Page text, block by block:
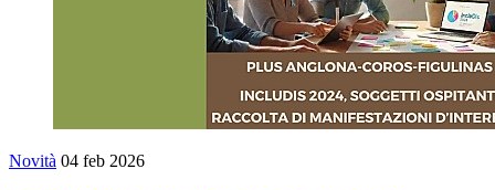
Novità 04 feb 2026